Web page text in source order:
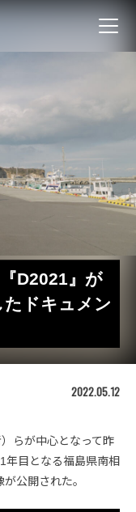
D2021』が
たドキュメン
2022.05.12
らが中心となって昨
年目となる福島県南相
公開された。